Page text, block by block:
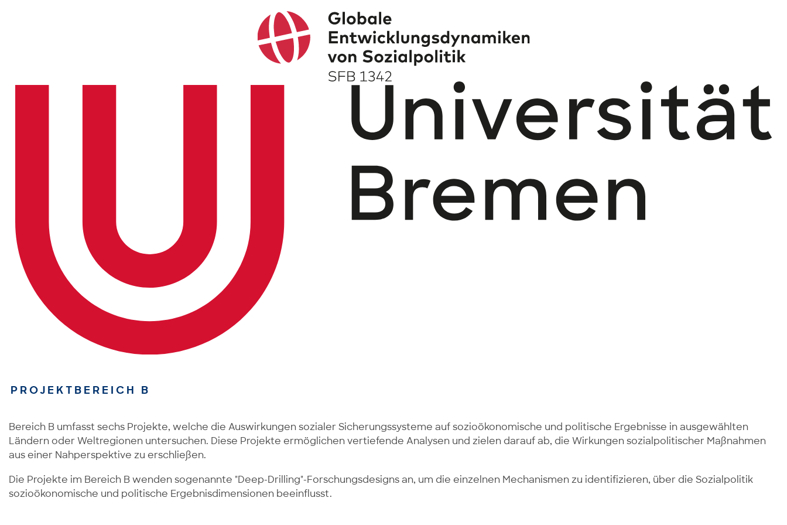
PROJEKTBEREICH B
Bereich B umfasst sechs Projekte, welche die Auswirkungen sozialer Sicherungssysteme auf sozioökonomische und politische Ergebnisse in ausgewählten
Ländern oder Weltregionen untersuchen. Diese Projekte ermöglichen vertiefende Analysen und zielen darauf ab, die Wirkungen sozialpolitischer Maßnahmen
aus einer Nahperspektive zu erschließen.
Die Projekte im Bereich B wenden sogenannte "Deep-Drilling"-Forschungsdesigns an, um die einzelnen Mechanismen zu identifizieren, über die Sozialpolitik
sozioökonomische und politische Ergebnisdimensionen beeinflusst.